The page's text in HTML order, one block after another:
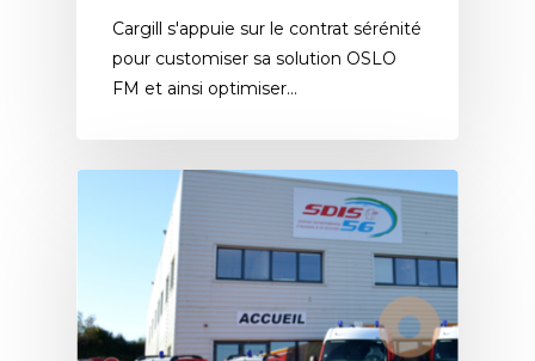
Cargill s'appuie sur le contrat sérénité
pour customiser sa solution OSLO
FM et ainsi optimiser…